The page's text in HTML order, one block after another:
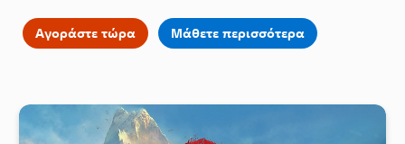
Αγοράστε τώρα Μάθετε περισσότερα